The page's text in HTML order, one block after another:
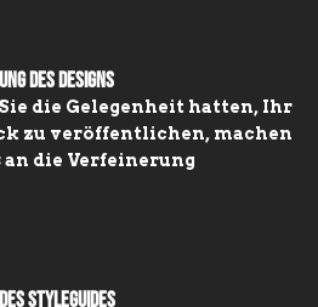
des Designs
die Gelegenheit hatten, Ihr
zu veröffentlichen, machen
die Verfeinerung
Styleguides